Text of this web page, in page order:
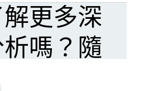
更多深
嗎？隨